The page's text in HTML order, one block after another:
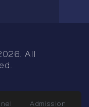
All
Admission